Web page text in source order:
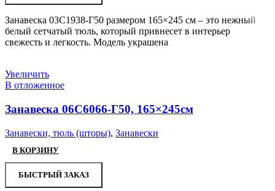
Занавеска 03С1938-Г50 размером 165×245 см – это нежный
белый сетчатый тюль, который привнесет в интерьер
свежесть и легкость. Модель украшена
Увеличить
В отложенное
Занавеска 06С6066-Г50, 165×245см
Занавески, тюль (шторы), Занавески
В КОРЗИНУ
БЫСТРЫЙ ЗАКАЗ